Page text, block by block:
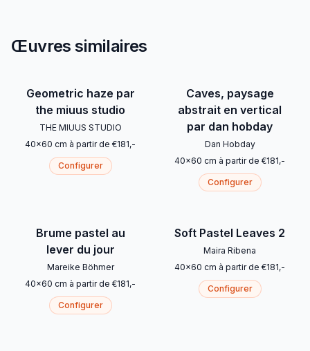
Œuvres similaires
Geometric haze par
the miuus studio
THE MIUUS STUDIO
40x60 cm à partir de €181,-
Configurer
Caves, paysage
abstrait en vertical
par dan hobday
Dan Hobday
40x60 cm à partir de €181,-
Configurer
Brume pastel au
lever du jour
Mareike Böhmer
40x60 cm à partir de €181,-
Configurer
Soft Pastel Leaves 2
Maira Ribena
40x60 cm à partir de €181,-
Configurer